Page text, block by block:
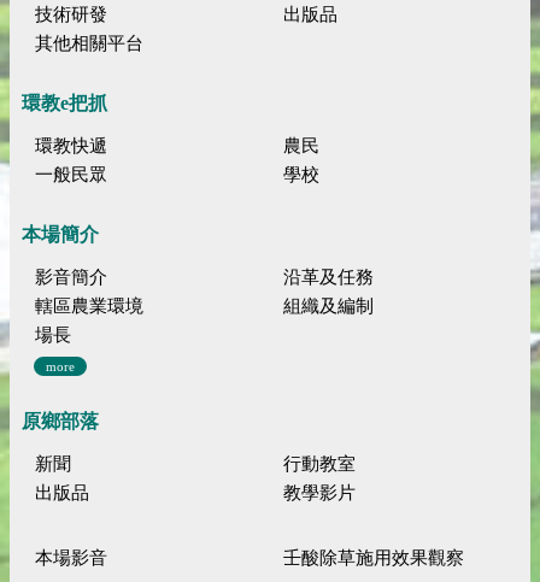
技術研發
出版品
其他相關平台
環教e把抓
環教快遞
農民
一般民眾
學校
本場簡介
影音簡介
沿革及任務
轄區農業環境
組織及編制
場長
more
原鄉部落
新聞
行動教室
出版品
教學影片
本場影音 壬酸除草施用效果觀察